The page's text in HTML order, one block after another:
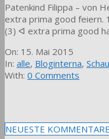
Patenkind Filippa – von
extra prima good feiern.
(3) ᐊ extra prima good
2015-
05-
15
On: 15. Mai 2015
In: alle, Bloginterna,
With: 0 Comments
NEUESTE KOMMENTARE